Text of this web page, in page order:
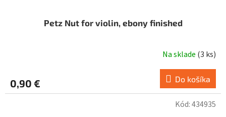
Petz Nut for violin, ebony finished
Na sklade (3 ks)
0,90 € Do košíka
Kód:434935